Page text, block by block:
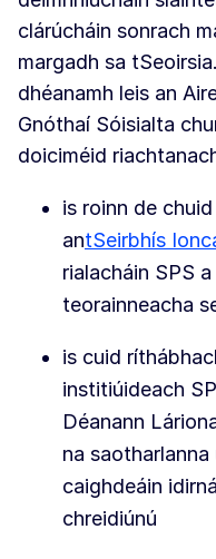
clárúcháin sonrach
margadh sa
dhéanamh leis an
Gnóthaí Sóisialta
doiciméid
is roinn de
antSeirbhís
rialacháin SPS
teorainneacha
is cuid
institiúideach
Déanann
na
caighdeáin
chreidiúnú